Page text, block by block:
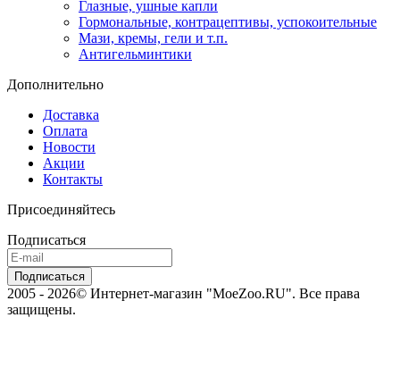
Глазные, ушные капли
Гормональные, контрацептивы, успокоительные
Мази, кремы, гели и т.п.
Антигельминтики
Дополнительно
Доставка
Оплата
Новости
Акции
Контакты
Присоединяйтесь
Подписаться
2005 - 2026© Интернет-магазин "MoeZoo.RU". Все права
защищены.